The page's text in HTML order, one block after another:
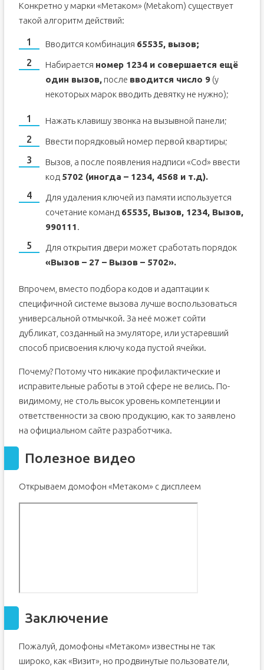
Конкретно у марки «Метаком» (Metakom) существует
такой алгоритм действий:
Вводится комбинация 65535, вызов;
Набирается номер 1234 и совершается ещё
один вызов,после вводится число 9(у
некоторых марок вводить девятку не нужно);
Нажать клавишу звонка на вызывной панели;
Ввести порядковый номер первой квартиры;
Вызов, а после появления надписи «Cod» ввести
код 5702 (иногда – 1234, 4568 и т.д).
Для удаления ключей из памяти используется
сочетание команд 65535, Вызов, 1234, Вызов,
990111.
Для открытия двери может сработать порядок
«Вызов – 27 – Вызов – 5702».
Впрочем, вместо подбора кодов и адаптации к
специфичной системе вызова лучше воспользоваться
универсальной отмычкой. За неё может сойти
дубликат, созданный на эмуляторе, или устаревший
способ присвоения ключу кода пустой ячейки.
Почему? Потому что никакие профилактические и
исправительные работы в этой сфере не велись. По-
видимому, не столь высок уровень компетенции и
ответственности за свою продукцию, как то заявлено
на официальном сайте разработчика.
Полезное видео
Открываем домофон «Метаком» с дисплеем
Заключение
Пожалуй, домофоны «Метаком» известны не так
широко, как «Визит», но продвинутые пользователи,